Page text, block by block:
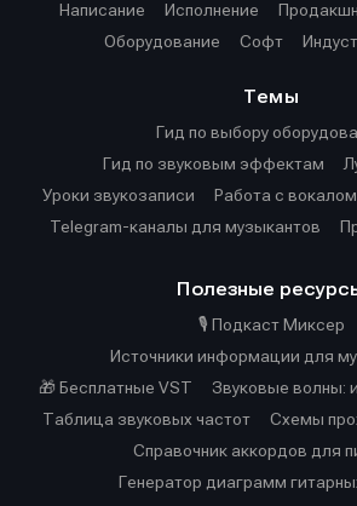
Написание
Исполнение Продакшн
Оборудование
Софт
Темы
Гид по выбору
Гид по звуковым эффектам
Уроки звукозаписи
Работа с вокалом
Telegram-каналы для музыкантов
Полезные
🎙️ Подкаст Миксер
Источники информации для
🎁 Бесплатные VST
Звуковые волны:
Таблица звуковых частот
Cхемы
Справочник аккордов для
Генератор диаграмм